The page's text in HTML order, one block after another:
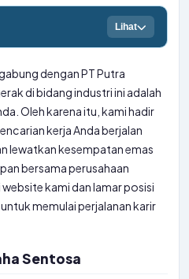
Lihat
dengan PT Putra
di bidang industri ini adalah
Oleh karena itu, kami hadir
kerja Anda berjalan
lewatkan kesempatan emas
bersama perusahaan
kami dan lamar posisi
memulai perjalanan karir
Sentosa